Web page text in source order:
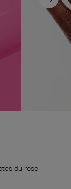
du rose•